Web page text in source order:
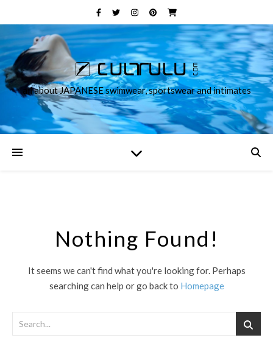
all about JAPANESE swimwear, sportswear and intimates
Nothing Found!
It seems we can't find what you're looking for. Perhaps
searching can help or go back to Homepage